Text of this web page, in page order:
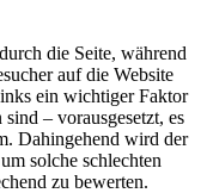
die Seite, während
auf die Website
ein wichtiger Faktor
– vorausgesetzt, es
Dahingehend wird der
solche schlechten
zu bewerten.